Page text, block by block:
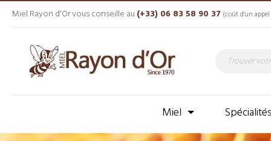
Miel Rayon d'Or vous conseille au (+33) 06 83 58 90 37 (coût d'un
Miel